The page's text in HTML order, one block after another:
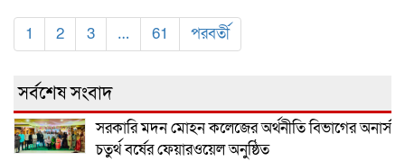
1 2 3 … 61 পরবর্তী
সর্বশেষ সংবাদ
সরকারি মদন মোহন কলেজের অর্থনীতি বিভাগের অনার্স
চতুর্থ বর্ষের ফেয়ারওয়েল অনুষ্ঠিত